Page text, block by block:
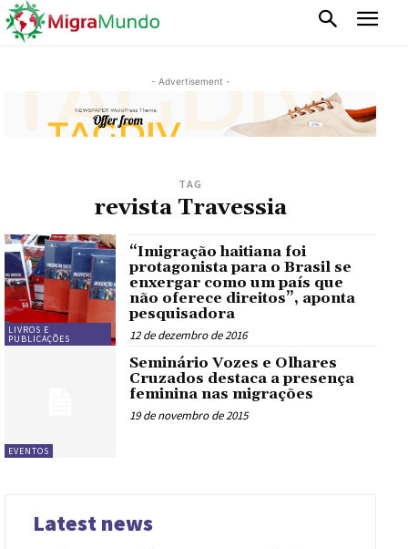
- Advertisement -
TAG
revista Travessia
LIVROS E
PUBLICAÇÕES
“Imigração haitiana foi
protagonista para o Brasil se
enxergar como um país que
não oferece direitos”, aponta
pesquisadora
12 de dezembro de 2016
EVENTOS
Seminário Vozes e Olhares
Cruzados destaca a presença
feminina nas migrações
19 de novembro de 2015
Latest news